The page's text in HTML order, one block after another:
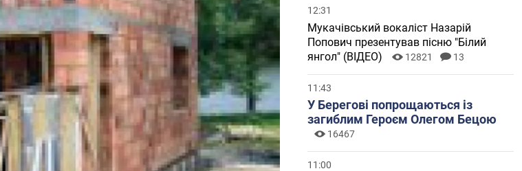
12:31
Мукачівський вокаліст Назарій
Попович презентував пісню "Білий
янгол" (ВІДЕО)
12821 13
11:43
У Берегові попрощаються із
загиблим Героєм Олегом Бецою
16467
11:00